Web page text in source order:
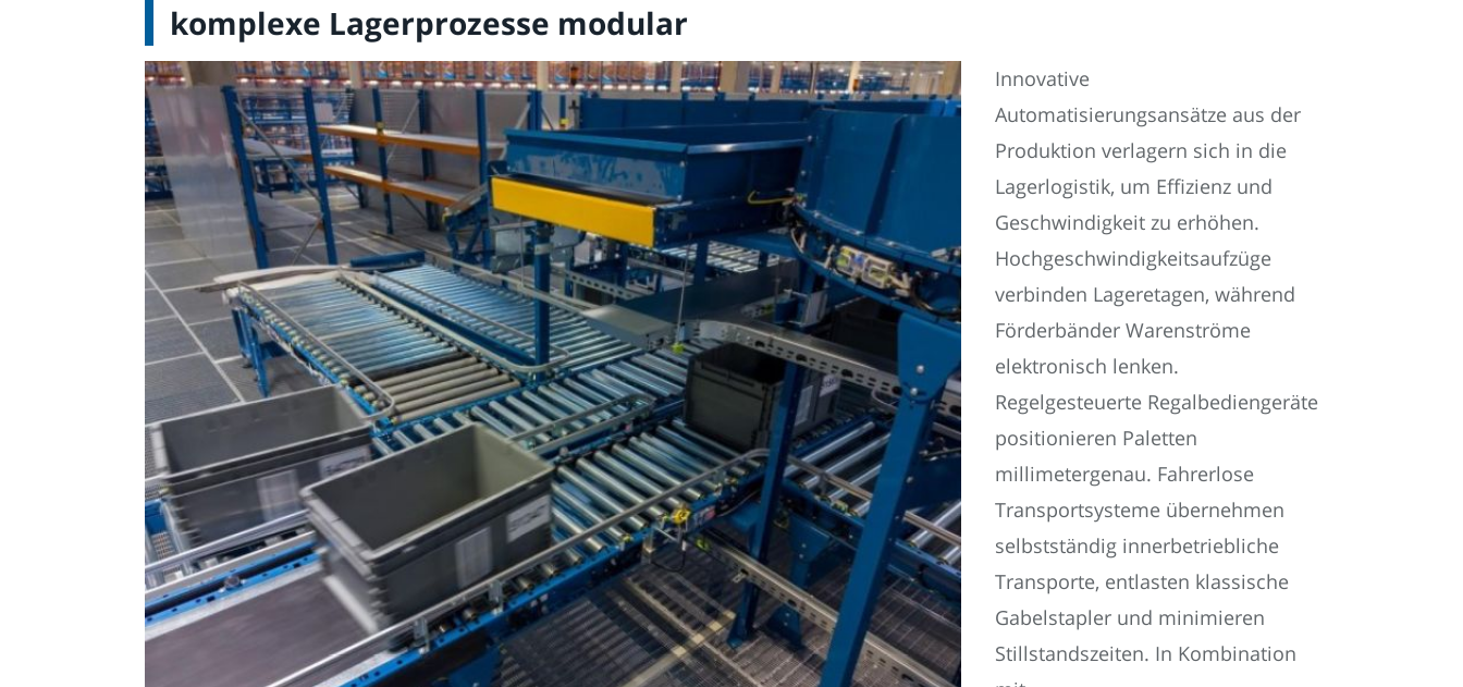
komplexe Lagerprozesse modular
Innovative
Automatisierungsansätze aus der
Produktion verlagern sich in die
Lagerlogistik, um Effizienz und
Geschwindigkeit zu erhöhen.
Hochgeschwindigkeitsaufzüge
verbinden Lageretagen, während
Förderbänder Warenströme
elektronisch lenken.
Regelgesteuerte Regalbediengeräte
positionieren Paletten
millimetergenau. Fahrerlose
Transportsysteme übernehmen
selbstständig innerbetriebliche
Transporte, entlasten klassische
Gabelstapler und minimieren
Stillstandszeiten. In Kombination